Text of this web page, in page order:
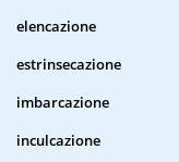
elencazione
estrinsecazione
imbarcazione
inculcazione